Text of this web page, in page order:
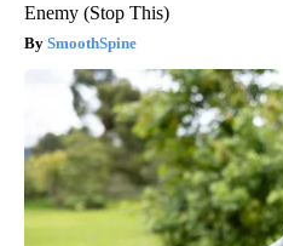
Enemy (Stop This)
SmoothSpine